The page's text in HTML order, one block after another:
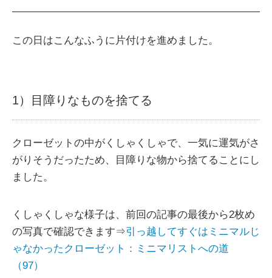
この日はこんなふうに片付けを進めました。
1）目障りなものを捨てる
クローゼットの中がくしゃくしゃで、一気に運気がさ
がりそうだったため、目障りな物から捨てることにし
ました。
くしゃくしゃな様子は、前回の記事の最後から2枚め
の写真で確認できます⇒引っ越してすぐはミニマルじ
ゃなかったクローゼット：ミニマリストへの道
（97）